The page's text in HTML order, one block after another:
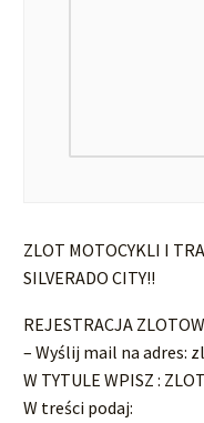
ZLOT MOTOCYKLI I
SILVERADO CITY!!
REJESTRACJA
– Wyślij mail na adres:
W TYTULE WPISZ :
W treści podaj: